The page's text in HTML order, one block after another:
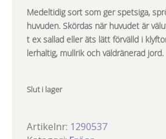
Medeltidig sort som ger spetsiga,
huvuden. Skördas när huvudet är
t ex sallad eller äts lätt förvälld i
lerhaltig, mullrik och väldränerad jord.
Slut i lager
Artikelnr: 1290537